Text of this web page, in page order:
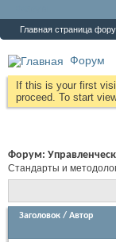
Главная страница
Форум
If this is your first
proceed. To start
Форум:
Стандарты и
Заголовок / Автор